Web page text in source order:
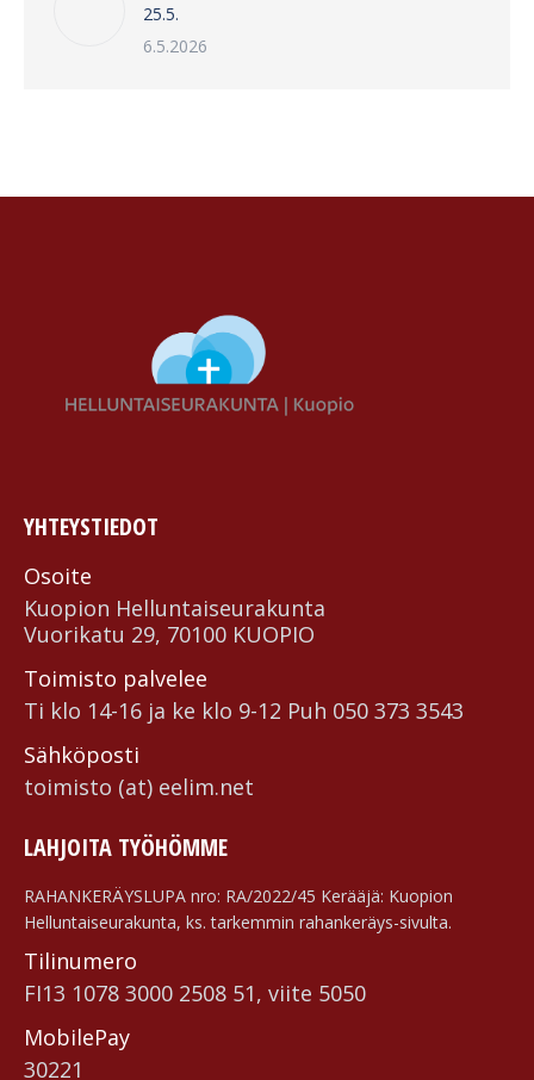
25.5.
6.5.2026
YHTEYSTIEDOT
Osoite
Kuopion Helluntai­seurakunta
Vuorikatu 29, 70100 KUOPIO
Toimisto palvelee
Ti klo 14-16 ja ke klo 9-12 Puh 050 373 3543
Sähköposti
toimisto (at) eelim.net
LAHJOITA TYÖHÖMME
RAHANKERÄYSLUPA nro: RA/2022/45 Kerääjä: Kuopion
Helluntaiseurakunta, ks. tarkemmin rahankeräys-sivulta.
Tilinumero
FI13 1078 3000 2508 51, viite 5050
MobilePay
30221